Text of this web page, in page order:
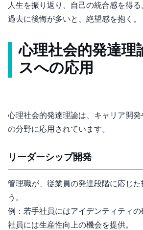
人生を振り返り、自己の統合感を得る
過去に後悔が多いと、絶望感を抱く。
心理社会的発達理
スへの応用
心理社会的発達理論は、キャリア開発
の分野に応用されています。
リーダーシップ開発
管理職が、従業員の発達段階に応じ
う。
例：若手社員にはアイデンティティ
社員には生産性向上の機会を提供。